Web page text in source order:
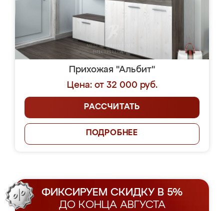
Прихожая "Альбит"
Цена: от 32 000 руб.
РАССЧИТАТЬ
ПОДРОБНЕЕ
ФИКСИРУЕМ СКИДКУ В 5%
ДО КОНЦА АВГУСТА